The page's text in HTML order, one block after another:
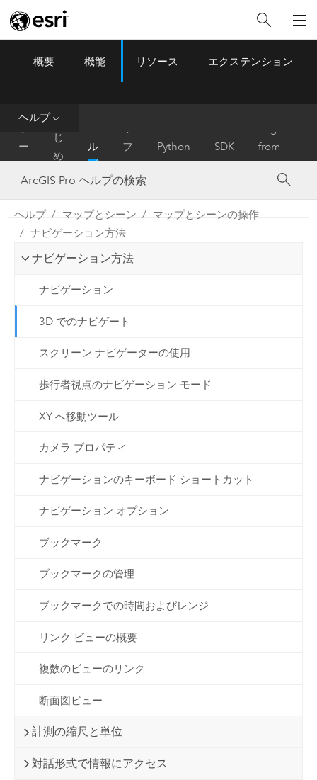
ArcGIS Pro Menu
概要 機能 リソース エクステンション
ヘルプ
ー
ム
は
じ
め
に
ル
プ
フ
ァ
レ
ン
ス
Python SDK
from
ArcMap
ヘルプ マップとシーン
マップとシーンの操作
ナビゲーション方法
ナビゲーション方法
ナビゲーション
3D でのナビゲート
スクリーン ナビゲーターの使用
歩行者視点のナビゲーション モード
XY へ移動ツール
カメラ プロパティ
ナビゲーションのキーボード ショートカット
ナビゲーション オプション
ブックマーク
ブックマークの管理
ブックマークでの時間およびレンジ
リンク ビューの概要
複数のビューのリンク
断面図ビュー
計測の縮尺と単位
対話形式で情報にアクセス